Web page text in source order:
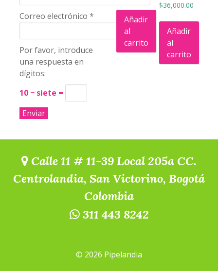
Correo electrónico *
Por favor, introduce
una respuesta en
dígitos:
10 − siete =
Añadir
al
carrito
$36,000.00
Añadir
al
carrito
Calle 11 # 11-39 Local 205a CC.
Centrolandia, San Victorino, Bogotá
Colombia
311 443 8242
© 2026 Pipelandia